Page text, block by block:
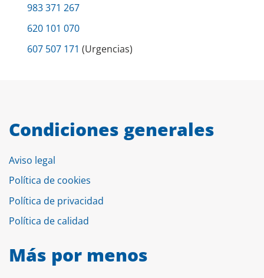
983 371 267
620 101 070
607 507 171 (Urgencias)
Condiciones generales
Aviso legal
Política de cookies
Política de privacidad
Política de calidad
Más por menos